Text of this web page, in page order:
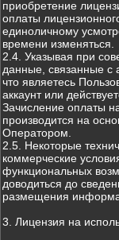
приобретение
оплаты
единоличному
времени изменяться.
2.4. Указывая при
данные, связанные с
что являетесь
аккаунт или
Зачисление оплаты
производится на
Оператором.
2.5. Некоторые
коммерческие
функциональных
доводиться до
размещения
3. Лицензия на